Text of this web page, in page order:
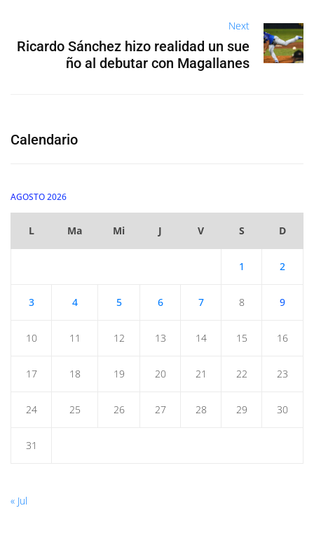
Next
Ricardo Sánchez hizo realidad un sue
ño al debutar con Magallanes
Calendario
AGOSTO 2026
L Ma Mi J V S D
1 2
3 4 5 6 7 8 9
10 11 12 13 14 15 16
17 18 19 20 21 22 23
24 25 26 27 28 29 30
31
« Jul